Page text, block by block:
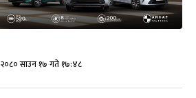
२०८० साउन १७ गते १७:४८